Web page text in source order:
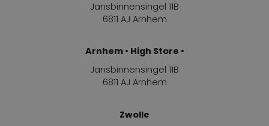
Jansbinnensingel 11B
6811 AJ Arnhem
Arnhem • High Store •
Jansbinnensingel 11B
6811 AJ Arnhem
Zwolle